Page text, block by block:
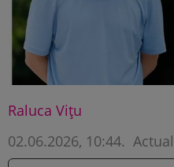
Raluca Vițu
02.06.2026, 10:44.